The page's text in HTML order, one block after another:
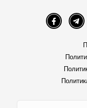
Facebook